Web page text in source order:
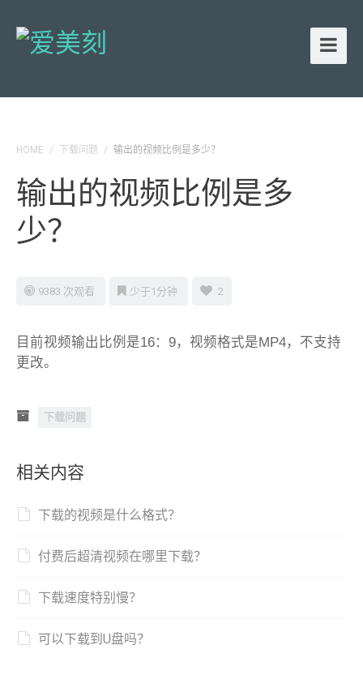
HOME / 下载问题 / 输出的视频比例是多少？
输出的视频比例是多
少？
9383 次观看 少于1分钟 2
目前视频输出比例是16：9，视频格式是MP4，不支持
更改。
下载问题
相关内容
下载的视频是什么格式？
付费后超清视频在哪里下载？
下载速度特别慢？
可以下载到U盘吗？